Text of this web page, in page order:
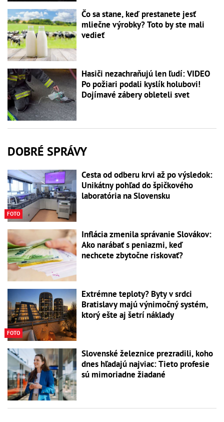
Čo sa stane, keď prestanete jesť
mliečne výrobky? Toto by ste mali
vedieť
Hasiči nezachraňujú len ľudí: VIDEO
Po požiari podali kyslík holubovi!
Dojímavé zábery obleteli svet
DOBRÉ SPRÁVY
FOTO
Cesta od odberu krvi až po výsledok:
Unikátny pohľad do špičkového
laboratória na Slovensku
Inflácia zmenila správanie Slovákov:
Ako narábať s peniazmi, keď
nechcete zbytočne riskovať?
FOTO
Extrémne teploty? Byty v srdci
Bratislavy majú výnimočný systém,
ktorý ešte aj šetrí náklady
Slovenské železnice prezradili, koho
dnes hľadajú najviac: Tieto profesie
sú mimoriadne žiadané